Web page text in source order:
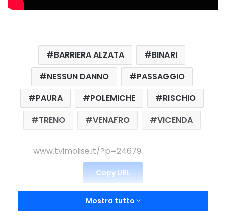
BARRIERA ALZATA
BINARI
NESSUN DANNO
PASSAGGIO
PAURA
POLEMICHE
RISCHIO
TRENO
VENAFRO VICENDA
Copy URL
Mostra tutto